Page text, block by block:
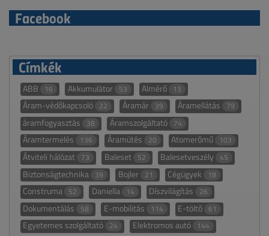
Facebook
Címkék
ABB 16 Akkumulátor 53 Almérő 13
Áram-védőkapcsoló 22 Áramár 39 Áramellátás 79
áramfogyasztás 38 Áramszolgáltató 74
Áramtermelés 136 Áramütés 20 Atomerőmű 103
Átviteli hálózat 73 Baleset 52 Balesetveszély 45
Biztonságtechnika 39 Bojler 21 Cégügyek 18
Construma 52 Daniella 14 Díszvilágítás 26
Dokumentálás 58 E-mobilitás 114 E-töltő 61
Egyetemes szolgáltató 24 Elektromos autó 144